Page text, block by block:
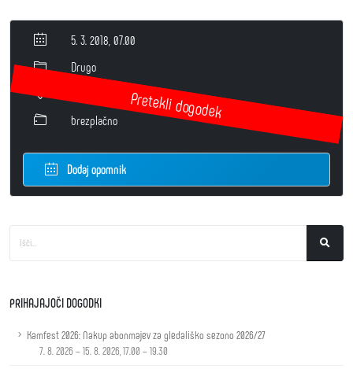
5. 3. 2018, 07.00
Drugo
brezplačno
Dodaj opomnik
PRIHAJAJOČI DOGODKI
Kamfest 2026: Nakup abonmajev za gledališko sezono 2026/27
7. 8. 2026 – 15. 8. 2026, 17.00 – 19.30